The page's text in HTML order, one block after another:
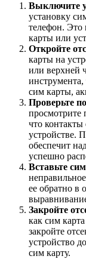
Выключите
установку
телефон. Это
карты или
Откройте
карты на
или верхней
инструмента,
сим карты,
Проверьте
просмотрите
что контакты
устройстве.
обеспечит
успешно
Вставьте
ее обратно в
Закройте
как сим
закройте
устройство
сим карту.